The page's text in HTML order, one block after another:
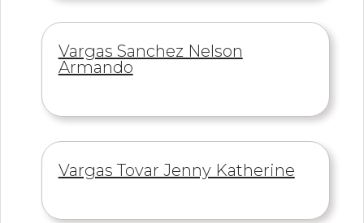
Información
de
Vargas Sanchez Nelson
Armando
Información
Vargas Tovar Jenny Katherine